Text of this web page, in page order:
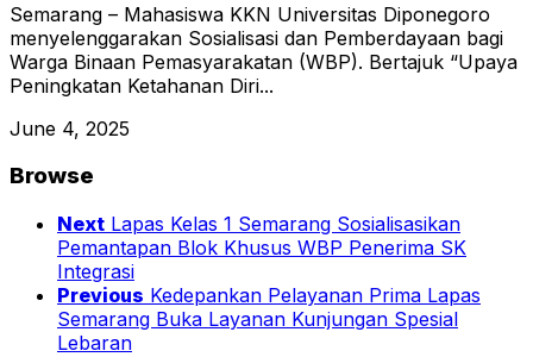
Semarang – Mahasiswa KKN Universitas Diponegoro
menyelenggarakan Sosialisasi dan Pemberdayaan bagi
Warga Binaan Pemasyarakatan (WBP). Bertajuk “Upaya
Peningkatan Ketahanan Diri...
June 4, 2025
Browse
Next Lapas Kelas 1 Semarang Sosialisasikan
Pemantapan Blok Khusus WBP Penerima SK
Integrasi
Previous Kedepankan Pelayanan Prima Lapas
Semarang Buka Layanan Kunjungan Spesial
Lebaran